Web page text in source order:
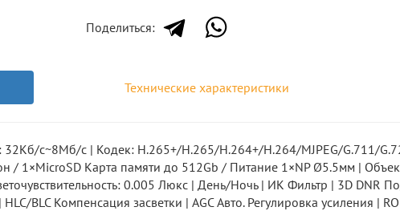
Поделиться:
Технические характеристики
с~8Мб/с | Кодек: H.265+/H.265/H.264+/H.264/MJPEG/G.711/
/ 1×MicroSD Карта памяти до 512Gb / Питание 1×NP Ø5.5мм |
0.005 Люкс | День/Ночь | ИК Фильтр | 3D DNR
BLC Компенсация засветки | AGC Авто. Регулировка усиления |